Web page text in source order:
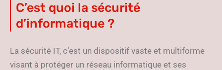
C’est quoi la sécurité
d’informatique ?
La sécurité IT, c’est un dispositif vaste et multiforme
visant à protéger un réseau informatique et ses